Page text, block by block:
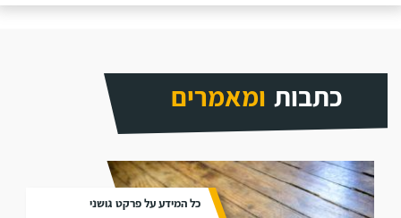
כתבות ומאמרים
כל המידע על פרקט גושני